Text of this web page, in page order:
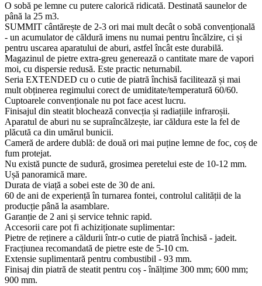
O sobă pe lemne cu putere calorică ridicată. Destinată saunelor de
până la 25 m3.
SUMMIT cântărește de 2-3 ori mai mult decât o sobă convențională
- un acumulator de căldură imens nu numai pentru încălzire, ci și
pentru uscarea aparatului de aburi, astfel încât este durabilă.
Magazinul de pietre extra-greu generează o cantitate mare de vapori
moi, cu dispersie redusă. Este practic neturnabil.
Seria EXTENDED cu o cutie de piatră închisă facilitează și mai
mult obținerea regimului corect de umiditate/temperatură 60/60.
Cuptoarele convenționale nu pot face acest lucru.
Finisajul din steatit blochează convecția și radiațiile infraroșii.
Aparatul de aburi nu se supraîncălzește, iar căldura este la fel de
plăcută ca din umărul bunicii.
Cameră de ardere dublă: de două ori mai puține lemne de foc, coș de
fum protejat.
Nu există puncte de sudură, grosimea peretelui este de 10-12 mm.
Ușă panoramică mare.
Durata de viață a sobei este de 30 de ani.
60 de ani de experiență în turnarea fontei, controlul calității de la
producție până la asamblare.
Garanție de 2 ani și service tehnic rapid.
Accesorii care pot fi achiziționate suplimentar:
Pietre de reținere a căldurii într-o cutie de piatră închisă - jadeit.
Fracțiunea recomandată de pietre este de 5-10 cm.
Extensie suplimentară pentru combustibil - 93 mm.
Finisaj din piatră de steatit pentru coș - înălțime 300 mm; 600 mm;
900 mm.